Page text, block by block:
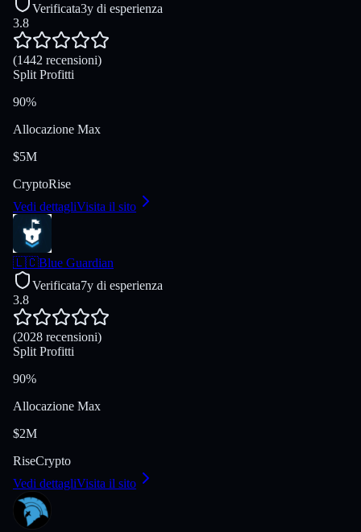
Verificata3y di esperienza
3.8
(1442 recensioni)
Split Profitti
90%
Allocazione Max
$5M
CryptoRise
Vedi dettagliVisita il sito
🇱🇨Blue Guardian
Verificata7y di esperienza
3.8
(2028 recensioni)
Split Profitti
90%
Allocazione Max
$2M
RiseCrypto
Vedi dettagliVisita il sito